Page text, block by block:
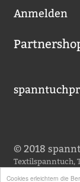
Cookies erleichtern die
Anmelden
© 2018
Textilspanntuch,